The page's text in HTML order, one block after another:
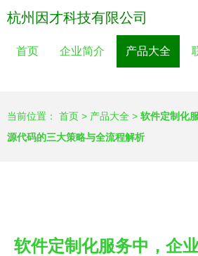
杭州因才科技有限公司
首页 企业简介 产品大全
当前位置： 首页 > 产品大全 > 软件定制化
源代码的三大策略与全流程解析
软件定制化服务中，企